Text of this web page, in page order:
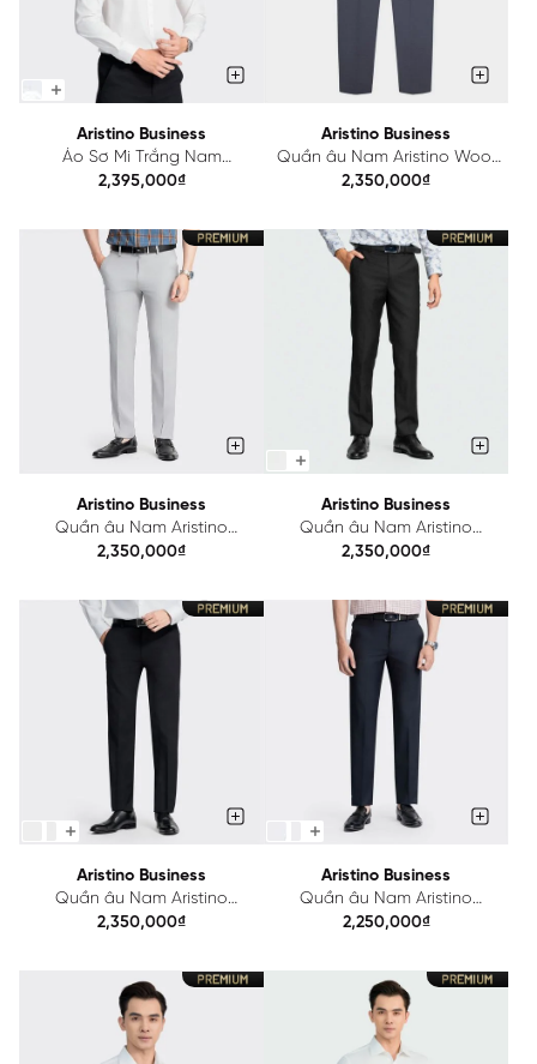
Aristino Business
Áo Sơ Mi Trắng Nam
Garment Dipping Aristino
2,395,000₫
Aristino Business
Quần âu Nam Aristino Wool
lông cừu 1TR0190Z
2,350,000₫
Aristino Business
Quần âu Nam Aristino
Business Slim 1TR0080Z
2,350,000₫
Aristino Business
Quần âu Nam Aristino
Business 1TR0120Z
2,350,000₫
Aristino Business
Quần âu Nam Aristino
Business Regular 1TR0060Z
2,350,000₫
Aristino Business
Quần âu Nam Aristino
Business Wool lông cừu
2,250,000₫